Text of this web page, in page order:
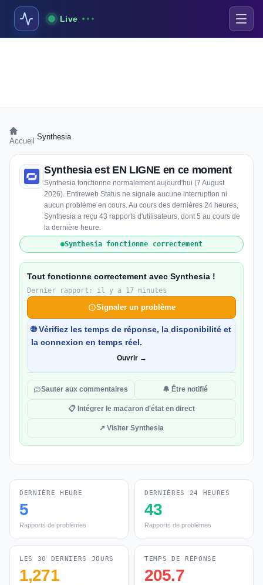
Live
Accueil Synthesia
Synthesia est EN LIGNE en ce moment
Synthesia fonctionne normalement aujourd'hui (7 August
2026). Entireweb Status ne signale aucune interruption ni
aucun problème en cours. Au cours des dernières 24 heures,
Synthesia a reçu 43 rapports d'utilisateurs, dont 5 au cours de
la dernière heure.
Synthesia fonctionne correctement
Tout fonctionne correctement avec Synthesia !
Dernier rapport: il y a 17 minutes
Signaler un problème
🌐 Vérifiez les temps de réponse, la disponibilité et
la connexion en temps réel.
Ouvrir →
Sauter aux commentaires 🔔 Être notifié
📋 Intégrer le macaron d'état en direct
↗ Visiter Synthesia
DERNIÈRE HEURE
5
Rapports de problèmes
DERNIÈRES 24 HEURES
43
Rapports de problèmes
LES 30 DERNIERS JOURS
1,271
TEMPS DE RÉPONSE
205.7